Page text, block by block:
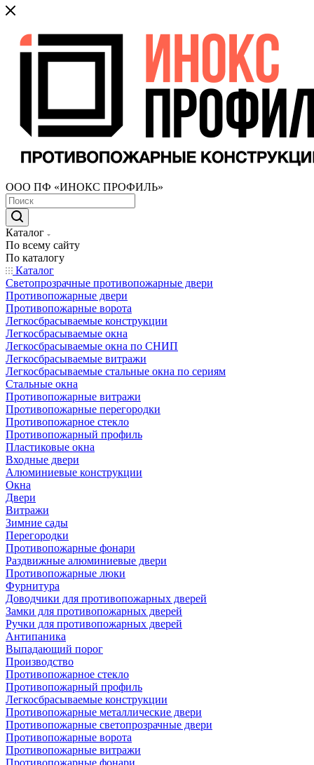
ООО ПФ «ИНОКС ПРОФИЛЬ»
Каталог
По всему сайту
По каталогу
Каталог
Светопрозрачные противопожарные двери
Противопожарные двери
Противопожарные ворота
Легкосбрасываемые конструкции
Легкосбрасываемые окна
Легкосбрасываемые окна по СНИП
Легкосбрасываемые витражи
Легкосбрасываемые стальные окна по сериям
Стальные окна
Противопожарные витражи
Противопожарные перегородки
Противопожарное стекло
Противопожарный профиль
Пластиковые окна
Входные двери
Алюминиевые конструкции
Окна
Двери
Витражи
Зимние сады
Перегородки
Противопожарные фонари
Раздвижные алюминиевые двери
Противопожарные люки
Фурнитура
Доводчики для противопожарных дверей
Замки для противопожарных дверей
Ручки для противопожарных дверей
Антипаника
Выпадающий порог
Производство
Противопожарное стекло
Противопожарный профиль
Легкосбрасываемые конструкции
Противопожарные металлические двери
Противопожарные светопрозрачные двери
Противопожарные ворота
Противопожарные витражи
Противопожарные фонари